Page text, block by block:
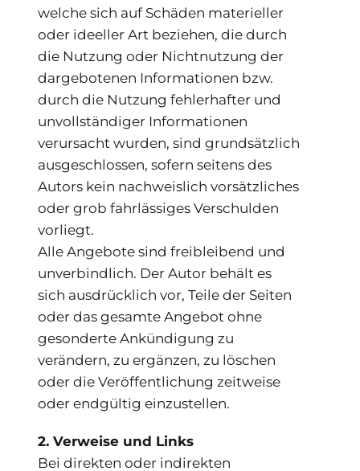
welche sich auf Schäden materieller
oder ideeller Art beziehen, die durch
die Nutzung oder Nichtnutzung der
dargebotenen Informationen bzw.
durch die Nutzung fehlerhafter und
unvollständiger Informationen
verursacht wurden, sind grundsätzlich
ausgeschlossen, sofern seitens des
Autors kein nachweislich vorsätzliches
oder grob fahrlässiges Verschulden
vorliegt.
Alle Angebote sind freibleibend und
unverbindlich. Der Autor behält es
sich ausdrücklich vor, Teile der Seiten
oder das gesamte Angebot ohne
gesonderte Ankündigung zu
verändern, zu ergänzen, zu löschen
oder die Veröffentlichung zeitweise
oder endgültig einzustellen.
2. Verweise und Links
Bei direkten oder indirekten